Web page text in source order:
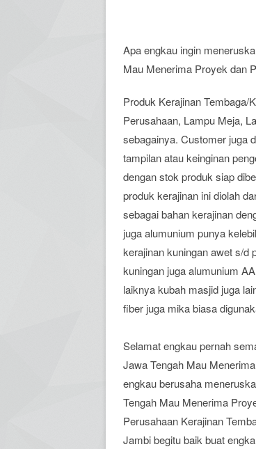
Apa engkau ingin
Mau Menerima Proyek dan
Produk Kerajinan Tembaga/
Perusahaan, Lampu Meja,
sebagainya. Customer juga
tampilan atau keinginan
dengan stok produk siap
produk kerajinan ini diolah
sebagai bahan kerajinan
juga alumunium punya
kerajinan kuningan awet s/d
kuningan juga alumunium
laiknya kubah masjid juga
fiber juga mika biasa
Selamat engkau pernah
Jawa Tengah Mau
engkau berusaha
Tengah Mau Menerima
Perusahaan Kerajinan
Jambi begitu baik buat